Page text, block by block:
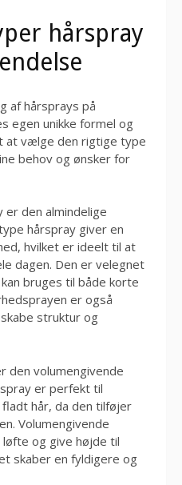
hårspray
af hårsprays på
egen unikke formel og
at vælge den rigtige type
behov og ønsker for
den almindelige
hårspray giver en
hvilket er ideelt til at
dagen. Den er velegnet
bruges til både korte
er også
struktur og
den volumengivende
er perfekt til
hår, da den tilføjer
Volumengivende
og give højde til
skaber en fyldigere og